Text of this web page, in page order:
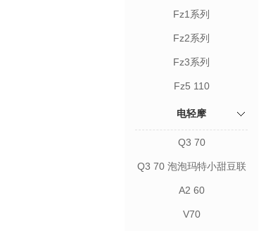
Fz1系列
Fz2系列
Fz3系列
Fz5 110
电轻摩
Q3 70
Q3 70 泡泡玛特小甜豆联
A2 60
V70